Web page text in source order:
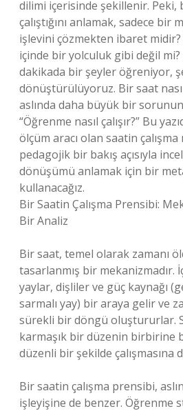
dilimi içerisinde şekillenir. Peki,
çalıştığını anlamak, sadece bir
işlevini çözmekten ibaret midir?
içinde bir yolculuk gibi değil
dakikada bir şeyler öğreniyor,
dönüştürülüyoruz. Bir saat
aslında daha büyük bir
“Öğrenme nasıl çalışır?” Bu
ölçüm aracı olan saatin çalışma
pedagojik bir bakış açısıyla
dönüşümü anlamak için bir
kullanacağız.
Bir Saatin Çalışma Prensibi:
Bir Analiz
Bir saat, temel olarak zamanı
tasarlanmış bir mekanizmadır.
yaylar, dişliler ve güç kaynağı
sarmalı yay) bir araya gelir ve
sürekli bir döngü oluştururlar.
karmaşık bir düzenin birbirine
düzenli bir şekilde çalışmasına
Bir saatin çalışma prensibi,
işleyişine de benzer. Öğrenme